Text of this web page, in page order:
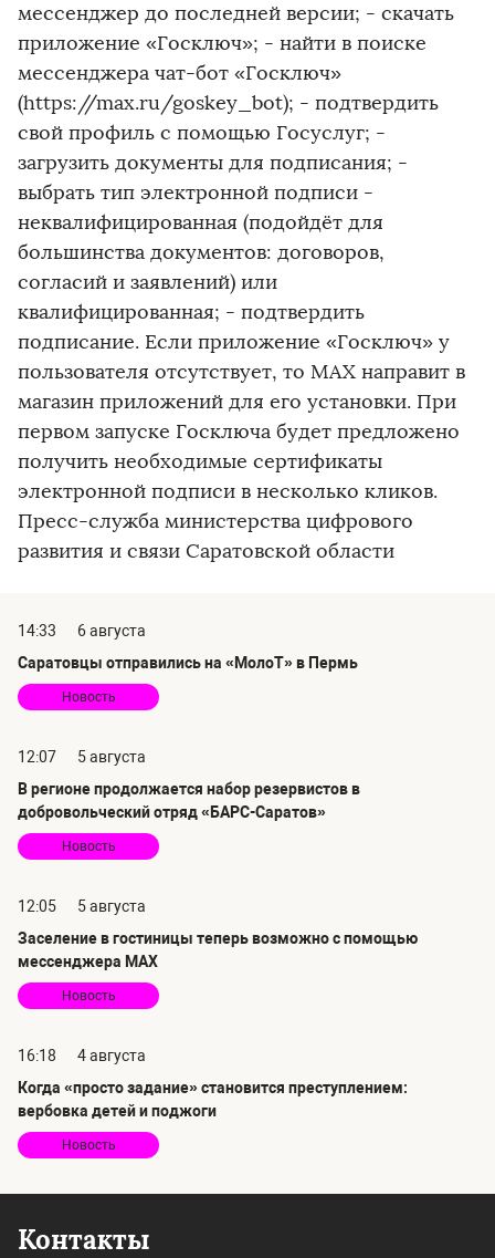
мессенджер до последней версии; - скачать
приложение «Госключ»; - найти в поиске
мессенджера чат-бот «Госключ»
(https://max.ru/goskey_bot); - подтвердить
свой профиль с помощью Госуслуг; -
загрузить документы для подписания; -
выбрать тип электронной подписи -
неквалифицированная (подойдёт для
большинства документов: договоров,
согласий и заявлений) или
квалифицированная; - подтвердить
подписание. Если приложение «Госключ» у
пользователя отсутствует, то MAX направит в
магазин приложений для его установки. При
первом запуске Госключа будет предложено
получить необходимые сертификаты
электронной подписи в несколько кликов.
Пресс-служба министерства цифрового
развития и связи Саратовской области
14:33
6 августа
Саратовцы отправились на «МолоТ» в Пермь
Новость
12:07
5 августа
В регионе продолжается набор резервистов в
добровольческий отряд «БАРС-Саратов»
Новость
12:05
5 августа
Заселение в гостиницы теперь возможно с помощью
мессенджера MAX
Новость
16:18
4 августа
Когда «просто задание» становится преступлением:
вербовка детей и поджоги
Новость
Контакты